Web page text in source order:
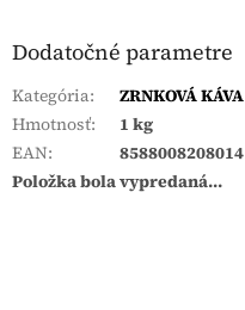
Dodatočné parametre
Kategória:
ZRNKOVÁ KÁVA
Hmotnosť:
1 kg
EAN:
8588008208014
Položka bola vypredaná…